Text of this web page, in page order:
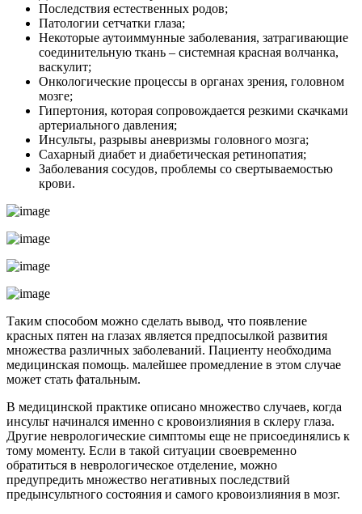
Последствия естественных родов;
Патологии сетчатки глаза;
Некоторые аутоиммунные заболевания, затрагивающие
соединительную ткань – системная красная волчанка,
васкулит;
Онкологические процессы в органах зрения, головном
мозге;
Гипертония, которая сопровождается резкими скачками
артериального давления;
Инсульты, разрывы аневризмы головного мозга;
Сахарный диабет и диабетическая ретинопатия;
Заболевания сосудов, проблемы со свертываемостью
крови.
Таким способом можно сделать вывод, что появление
красных пятен на глазах является предпосылкой развития
множества различных заболеваний. Пациенту необходима
медицинская помощь. малейшее промедление в этом случае
может стать фатальным.
В медицинской практике описано множество случаев, когда
инсульт начинался именно с кровоизлияния в склеру глаза.
Другие неврологические симптомы еще не присоединялись к
тому моменту. Если в такой ситуации своевременно
обратиться в неврологическое отделение, можно
предупредить множество негативных последствий
предынсультного состояния и самого кровоизлияния в мозг.